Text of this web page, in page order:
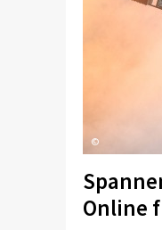
©
Online